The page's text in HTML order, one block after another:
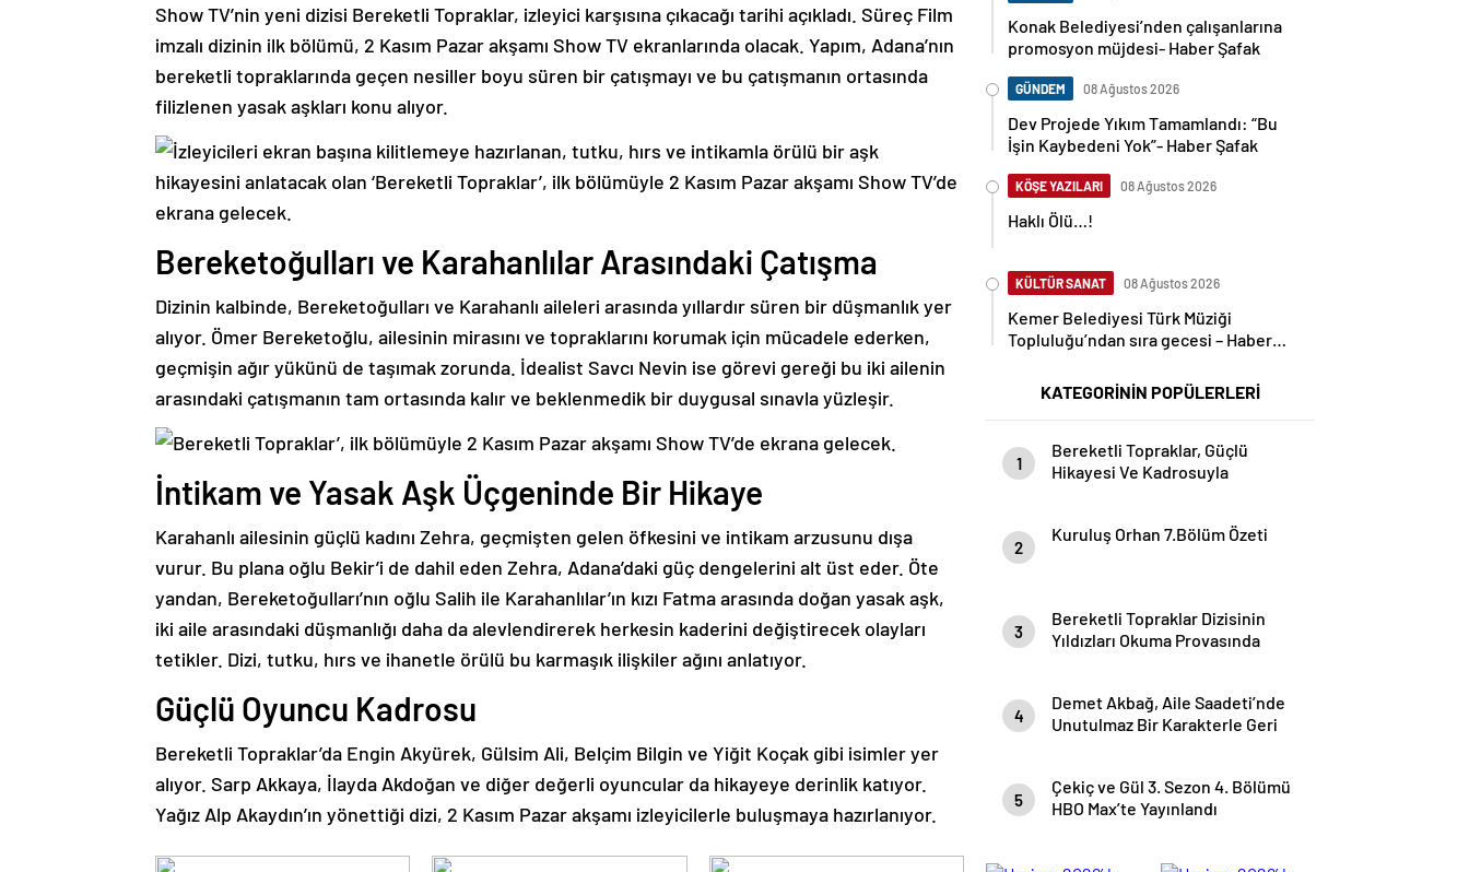
Show TV’nin yeni dizisi Bereketli Topraklar, izleyici karşısına çıkacağı tarihi açıkladı. Süreç Film
imzalı dizinin ilk bölümü, 2 Kasım Pazar akşamı Show TV ekranlarında olacak. Yapım, Adana’nın
bereketli topraklarında geçen nesiller boyu süren bir çatışmayı ve bu çatışmanın ortasında
filizlenen yasak aşkları konu alıyor.
Bereketoğulları ve Karahanlılar Arasındaki Çatışma
Dizinin kalbinde, Bereketoğulları ve Karahanlı aileleri arasında yıllardır süren bir düşmanlık yer
alıyor. Ömer Bereketoğlu, ailesinin mirasını ve topraklarını korumak için mücadele ederken,
geçmişin ağır yükünü de taşımak zorunda. İdealist Savcı Nevin ise görevi gereği bu iki ailenin
arasındaki çatışmanın tam ortasında kalır ve beklenmedik bir duygusal sınavla yüzleşir.
İntikam ve Yasak Aşk Üçgeninde Bir Hikaye
Karahanlı ailesinin güçlü kadını Zehra, geçmişten gelen öfkesini ve intikam arzusunu dışa
vurur. Bu plana oğlu Bekir’i de dahil eden Zehra, Adana’daki güç dengelerini alt üst eder. Öte
yandan, Bereketoğulları’nın oğlu Salih ile Karahanlılar’ın kızı Fatma arasında doğan yasak aşk,
iki aile arasındaki düşmanlığı daha da alevlendirerek herkesin kaderini değiştirecek olayları
tetikler. Dizi, tutku, hırs ve ihanetle örülü bu karmaşık ilişkiler ağını anlatıyor.
Güçlü Oyuncu Kadrosu
Bereketli Topraklar’da Engin Akyürek, Gülsim Ali, Belçim Bilgin ve Yiğit Koçak gibi isimler yer
alıyor. Sarp Akkaya, İlayda Akdoğan ve diğer değerli oyuncular da hikayeye derinlik katıyor.
Yağız Alp Akaydın’ın yönettiği dizi, 2 Kasım Pazar akşamı izleyicilerle buluşmaya hazırlanıyor.
Konak Belediyesi’nden çalışanlarına
promosyon müjdesi- Haber Şafak
GÜNDEM 08 Ağustos 2026
Dev Projede Yıkım Tamamlandı: “Bu
İşin Kaybedeni Yok”- Haber Şafak
KÖŞE YAZILARI 08 Ağustos 2026
Haklı Ölü…!
KÜLTÜR SANAT 08 Ağustos 2026
Kemer Belediyesi Türk Müziği
Topluluğu’ndan sıra gecesi – Haber
KATEGORİNİN POPÜLERLERİ
1
Bereketli Topraklar, Güçlü
Hikayesi Ve Kadrosuyla
2
Kuruluş Orhan 7.Bölüm Özeti
3
Bereketli Topraklar Dizisinin
Yıldızları Okuma Provasında
4
Demet Akbağ, Aile Saadeti’nde
Unutulmaz Bir Karakterle Geri
5
Çekiç ve Gül 3. Sezon 4. Bölümü
HBO Max’te Yayınlandı